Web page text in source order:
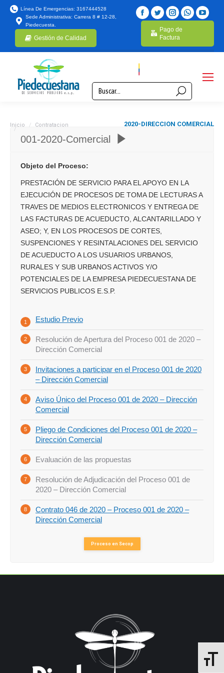
Línea De Emergencias: 3167444528
Sede Administrativa: Carrera 8 # 12-28,
Piedecuesta.
Gestión de Calidad
Pago de
Factura
Estás aquí:
Inicio Contratacion
2020-Dirección Comercial – Segunda
2020-DIRECCIÓN COMERCIAL
001-2020-Comercial
Objeto del Proceso:
PRESTACIÓN DE SERVICIO PARA EL APOYO EN LA
EJECUCIÓN DE PROCESOS DE TOMA DE LECTURAS A
TRAVES DE MEDIOS ELECTRONICOS Y ENTREGA DE
LAS FACTURAS DE ACUEDUCTO, ALCANTARILLADO Y
ASEO; Y, EN LOS PROCESOS DE CORTES,
SUSPENCIONES Y RESINTALACIONES DEL SERVICIO
DE ACUEDUCTO A LOS USUARIOS URBANOS,
RURALES Y SUB URBANOS ACTIVOS Y/O
POTENCIALES DE LA EMPRESA PIEDECUESTANA DE
SERVICIOS PUBLICOS E.S.P.
Estudio Previo
Resolución de Apertura del Proceso 001 de 2020 –
Dirección Comercial
Invitaciones a participar en el Proceso 001 de 2020
– Dirección Comercial
Aviso Único del Proceso 001 de 2020 – Dirección
Comercial
Pliego de Condiciones del Proceso 001 de 2020 –
Dirección Comercial
Evaluación de las propuestas
Resolución de Adjudicación del Proceso 001 de
2020 – Dirección Comercial
Contrato 046 de 2020 – Proceso 001 de 2020 –
Dirección Comercial
Proceso en Secop